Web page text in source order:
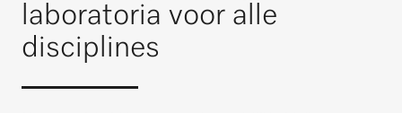
laboratoria voor alle
disciplines